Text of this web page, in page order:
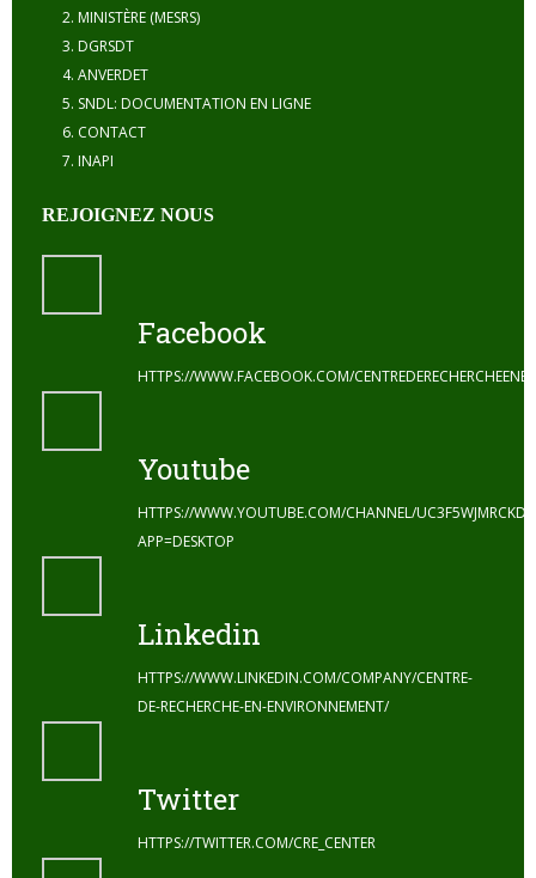
MINISTÈRE (MESRS)
DGRSDT
ANVERDET
SNDL: DOCUMENTATION EN LIGNE
CONTACT
INAPI
REJOIGNEZ NOUS
Facebook
HTTPS://WWW.FACEBOOK.COM/
Youtube
HTTPS://WWW.YOUTUBE.COM/CHANNEL/
APP=DESKTOP
Linkedin
HTTPS://WWW.LINKEDIN.COM/COMPANY/CENTRE-
DE-RECHERCHE-EN-ENVIRONNEMENT/
Twitter
HTTPS://TWITTER.COM/CRE_CENTER